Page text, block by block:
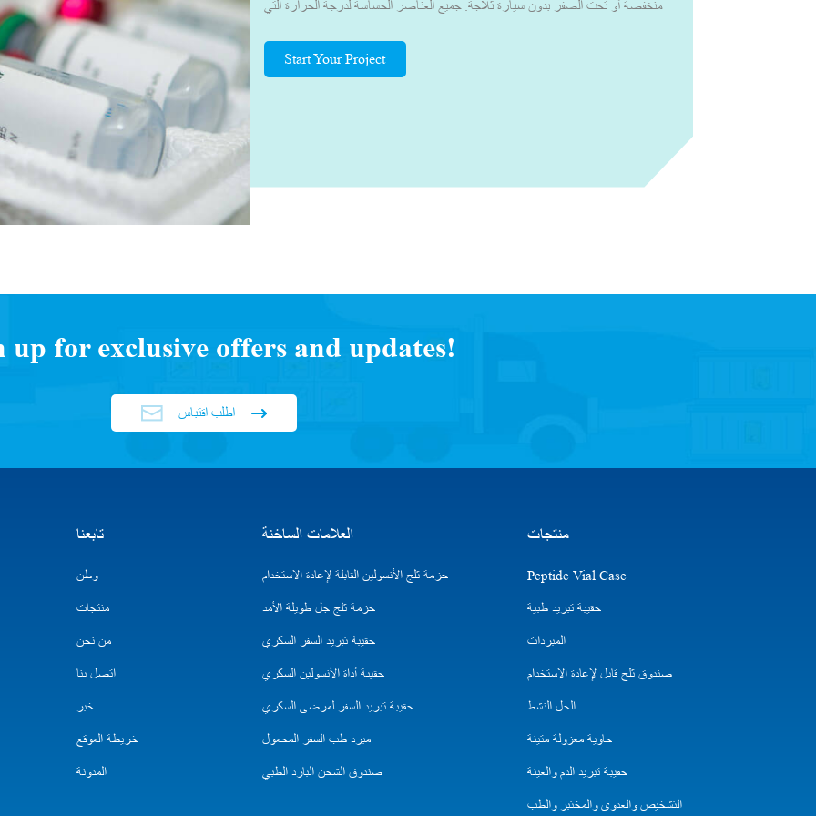
منخفضة أو تحت الصفر بدون سيارة ثلاجة. جميع العناصر الحساسة لدرجة الحرارة التي
2 إلى 8 درجات مئوية أو درجات الحرارة الأخرى ذات الصلة. بفضل معرفتنا في مجال
أنظمة التبريد النشطة والسلبية، يمكننا تصميم حلول مناسبة. وهذا يضمن النقل الآمن
Start Your Project
up for exclusive offers and updates!
اطلب اقتباس
تابعنا
وطن
منتجات
من نحن
اتصل بنا
خبر
خريطة الموقع
المدونة
العلامات الساخنة
حزمة ثلج الأنسولين القابلة لإعادة الاستخدام
حزمة ثلج جل طويلة الأمد
حقيبة تبريد السفر السكري
حقيبة أداة الأنسولين السكري
حقيبة تبريد السفر لمرضى السكري
مبرد طب السفر المحمول
صندوق الشحن البارد الطبي
منتجات
Peptide Vial Case
حقيبة تبريد طبية
المبردات
صندوق ثلج قابل لإعادة الاستخدام
الحل النشط
حاوية معزولة متينة
حقيبة تبريد الدم والعينة
التشخيص والعدوى والمختبر والطب